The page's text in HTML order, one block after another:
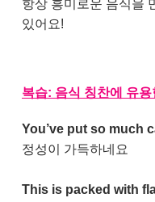
항상 흥미로운 음식을
있어요!
복습: 음식 칭찬에 유용
You’ve put so much
정성이 가득하네요
This is packed with